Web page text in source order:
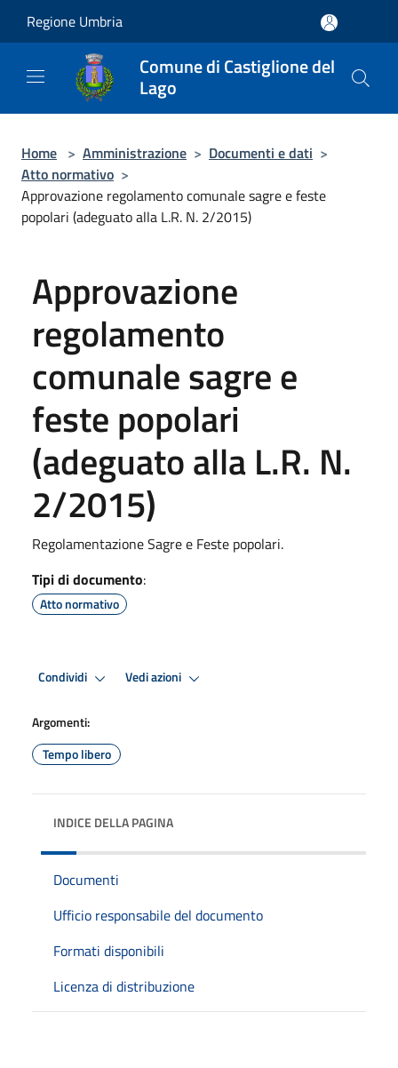
Regione Umbria
Comune di Castiglione del
Lago
Home > Amministrazione > Documenti e dati >
Atto normativo >
Approvazione regolamento comunale sagre e feste
popolari (adeguato alla L.R. N. 2/2015)
Approvazione
regolamento
comunale sagre e
feste popolari
(adeguato alla L.R. N.
2/2015)
Regolamentazione Sagre e Feste popolari.
Tipi di documento:
Atto normativo
Condividi Vedi azioni
Argomenti:
Tempo libero
INDICE DELLA PAGINA
Documenti
Ufficio responsabile del documento
Formati disponibili
Licenza di distribuzione